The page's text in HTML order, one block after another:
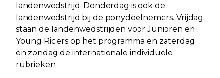
landenwedstrijd. Donderdag is ook de
landenwedstrijd bij de ponydeelnemers. Vrijdag
staan de landenwedstrijden voor Junioren en
Young Riders op het programma en zaterdag
en zondag de internationale individuele
rubrieken.